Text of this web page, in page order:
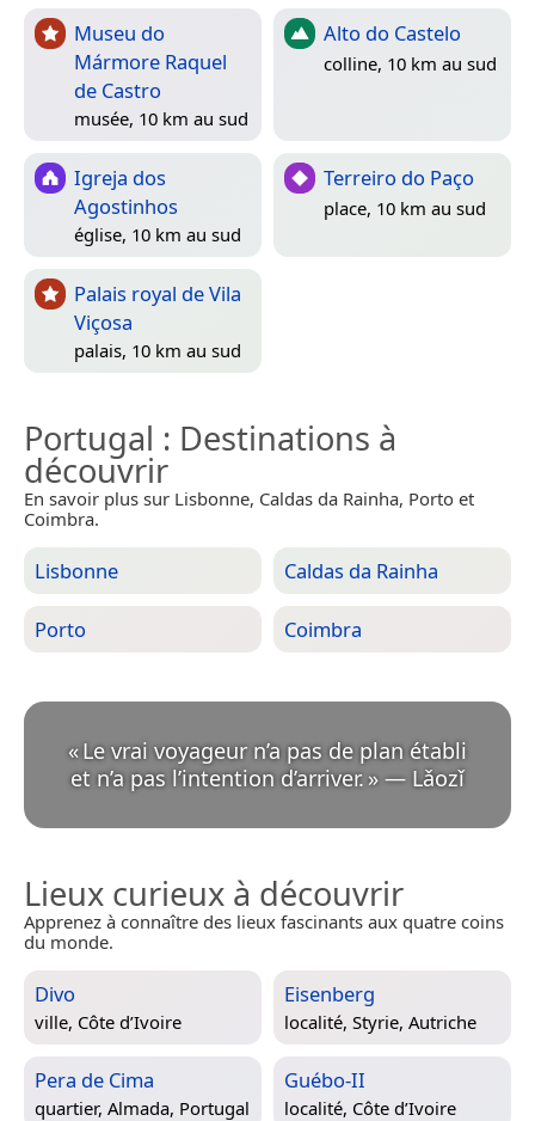
Museu do
Mármore Raquel
de Castro
musée, 10 km au sud
Alto do Castelo
colline, 10 km au sud
Igreja dos
Agostinhos
église, 10 km au sud
Terreiro do Paço
place, 10 km au sud
Palais royal de Vila
Viçosa
palais, 10 km au sud
Portugal : Destinations à
découvrir
En savoir plus sur Lisbonne, Caldas da Rainha, Porto et
Coimbra.
Lisbonne Caldas da Rainha
Porto Coimbra
«Le vrai voyageur n’a pas de plan établi
et n’a pas l’intention d’arriver. » — Lǎozǐ
Lieux curieux à découvrir
Apprenez à connaître des lieux fascinants aux quatre coins
du monde.
Divo
ville, Côte d’Ivoire
Eisenberg
localité, Styrie, Autriche
Pera de Cima
quartier, Almada, Portugal
Guébo-II
localité, Côte d’Ivoire